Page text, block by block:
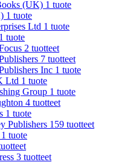
(UK) 1 tuote
1 tuote
Ltd 1 tuote
1 tuote
2 tuotteet
7 tuotteet
Inc 1 tuote
Ltd 1 tuote
Group 1 tuote
4 tuotteet
1 tuote
Publishers 159 tuotteet
1 tuote
3 tuotteet